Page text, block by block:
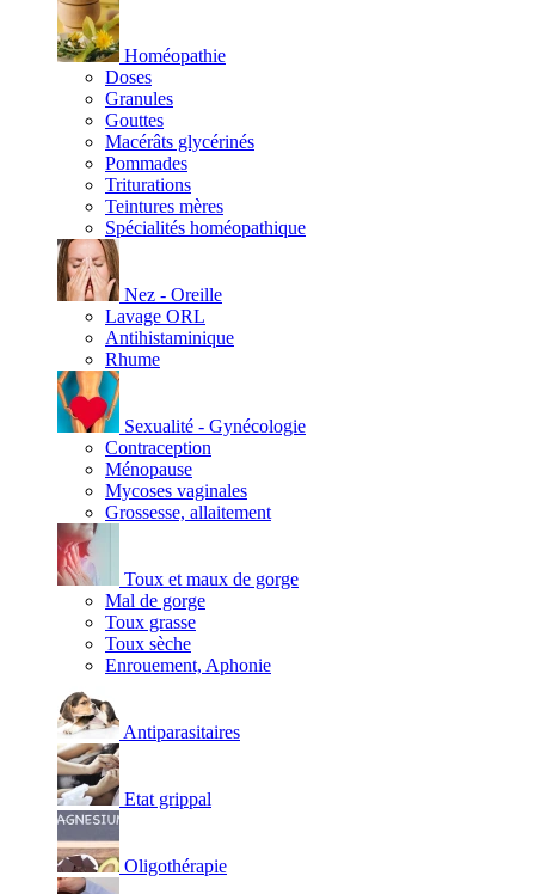
Homéopathie
Doses
Granules
Gouttes
Macérâts glycérinés
Pommades
Triturations
Teintures mères
Spécialités homéopathique
Nez - Oreille
Lavage ORL
Antihistaminique
Rhume
Sexualité - Gynécologie
Contraception
Ménopause
Mycoses vaginales
Grossesse, allaitement
Toux et maux de gorge
Mal de gorge
Toux grasse
Toux sèche
Enrouement, Aphonie
Antiparasitaires
Etat grippal
Oligothérapie